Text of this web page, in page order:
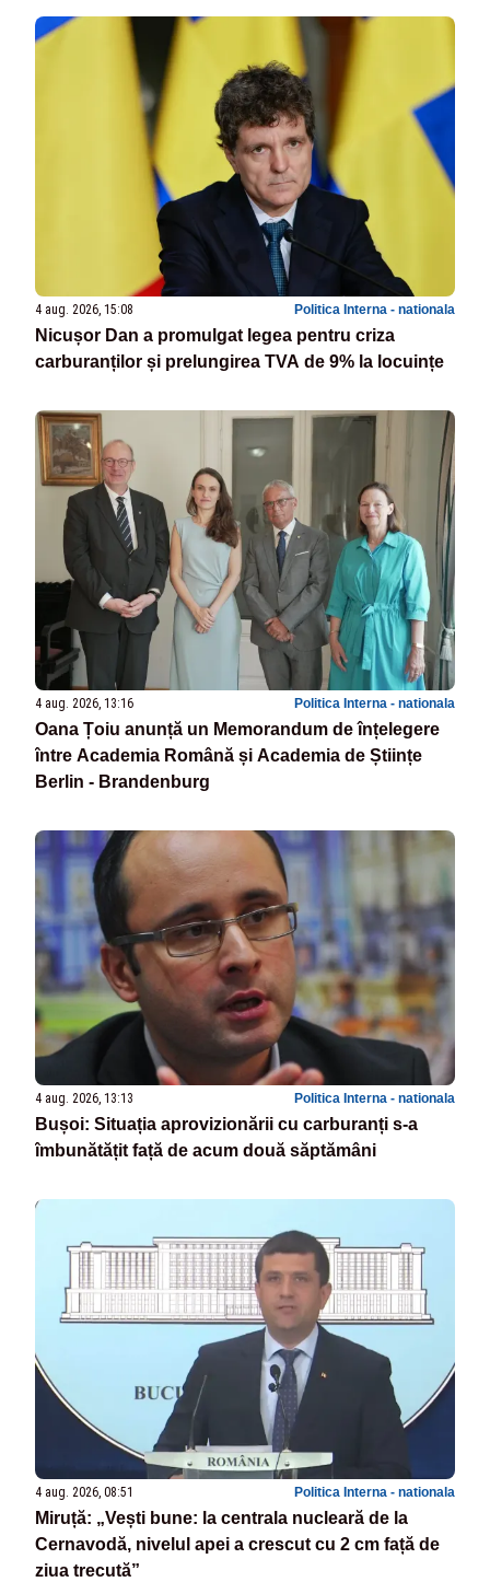
4 aug. 2026, 15:08 Politica Interna - nationala
Nicușor Dan a promulgat legea pentru criza
carburanților și prelungirea TVA de 9% la locuințe
4 aug. 2026, 13:16 Politica Interna - nationala
Oana Țoiu anunță un Memorandum de înțelegere
între Academia Română și Academia de Științe
Berlin - Brandenburg
4 aug. 2026, 13:13 Politica Interna - nationala
Bușoi: Situația aprovizionării cu carburanți s-a
îmbunătățit față de acum două săptămâni
4 aug. 2026, 08:51 Politica Interna - nationala
Miruță: „Vești bune: la centrala nucleară de la
Cernavodă, nivelul apei a crescut cu 2 cm față de
ziua trecută”